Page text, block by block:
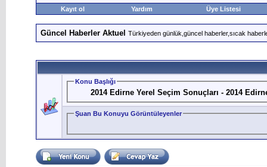
Kayıt ol Yardım Üye Listesi
Güncel Haberler Aktuel Türkiyeden günlük,güncel haberler,sıcak
Konu Başlığı
2014 Edirne Yerel Seçim Sonuçları - 2014
Şuan Bu Konuyu Görüntüleyenler